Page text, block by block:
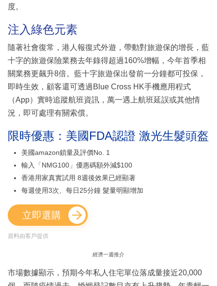
度。
注入綠色元素
隨著社會復常，港人報復式外遊，帶動對旅遊保的增長，藍
十字的旅遊保險業務去年錄得超過160%增幅，今年首季相
關業務更飆升8倍。藍十字旅遊保出發前一分鐘都可投保，
即時生效，顧客還可透過Blue Cross HK手機應用程式
（App）實時追蹤航班資訊，萬一遇上航班延誤或其他情
況，即可處理有關索償。
限時優惠：美國FDA認證 激光生髮頭盔
美國amazon鎖量及評價No. 1
輸入「NMG100」優惠碼額外減$100
香港用家真實試用 8週後效果已經顯著
每週使用3次、每日25分鐘 髮量明顯增加
立即選購
資料由客戶提供
經濟一週推介
市場數據顯示，預期今年私人住宅單位落成量接近20,000